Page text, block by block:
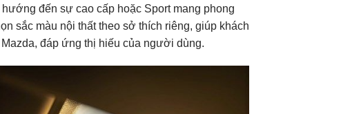
đến sự cao cấp hoặc Sport mang phong
sắc màu nội thất theo sở thích riêng, giúp khách
đáp ứng thị hiếu của người dùng.